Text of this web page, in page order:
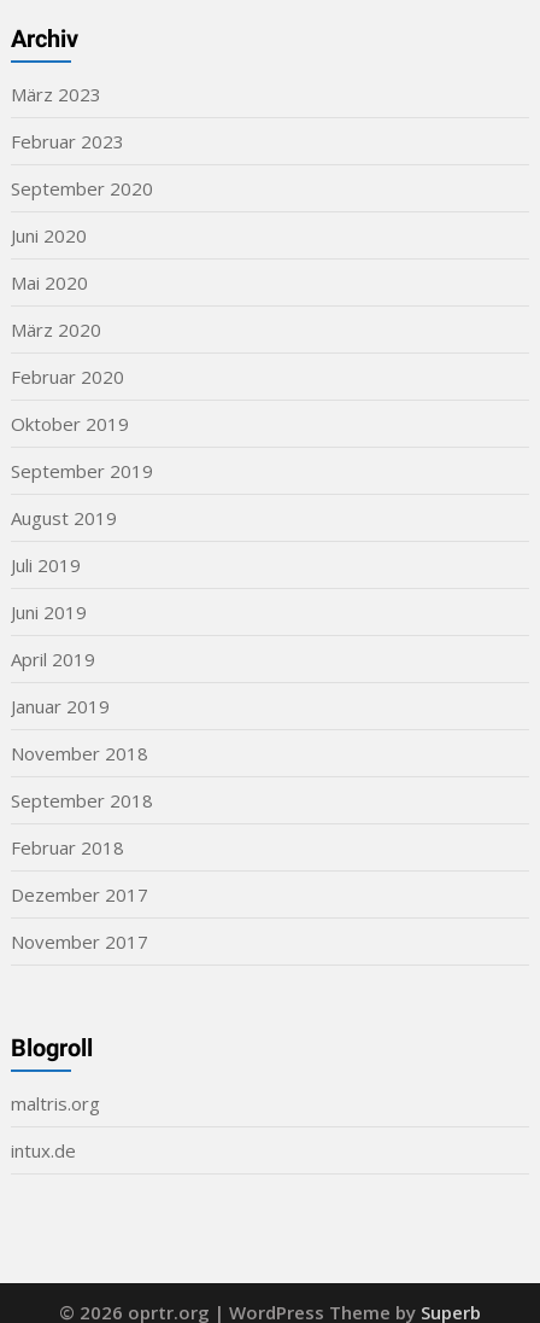
Archiv
März 2023
Februar 2023
September 2020
Juni 2020
Mai 2020
März 2020
Februar 2020
Oktober 2019
September 2019
August 2019
Juli 2019
Juni 2019
April 2019
Januar 2019
November 2018
September 2018
Februar 2018
Dezember 2017
November 2017
Blogroll
maltris.org
intux.de
© 2026 oprtr.org | WordPress Theme by Superb